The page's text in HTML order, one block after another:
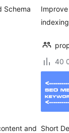
Schema
40
and Short